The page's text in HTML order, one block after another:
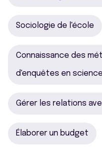
Sociologie de l'école
Connaissance des
d'enquêtes en
Gérer les relations
Élaborer un budget